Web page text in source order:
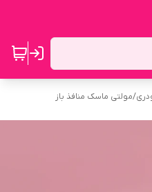
/مولتی ماسک منافذ باز